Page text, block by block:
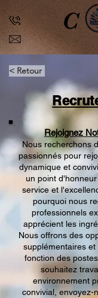
C
< Retour
Rejoignez
Nous recherchons
passionnés pour
dynamique et
un point
service et
pourquoi nous
professionnels
apprécient les
Nous offrons des
supplémentaires
fonction des
souhaitez
environnement
convivial, envoyez-